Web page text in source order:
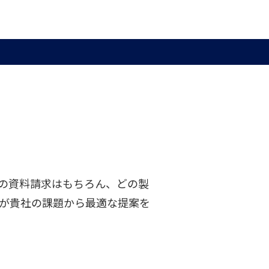
資料請求はもちろん、どの製
貴社の課題から最適な提案を